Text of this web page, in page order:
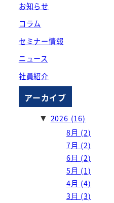
お知らせ
コラム
セミナー情報
ニュース
社員紹介
アーカイブ
▼ 2026 (16)
8月 (2)
7月 (2)
6月 (2)
5月 (1)
4月 (4)
3月 (3)